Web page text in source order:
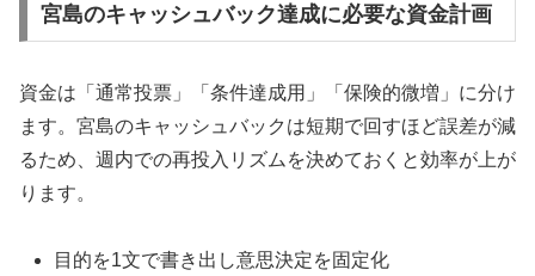
宮島のキャッシュバック達成に必要な資金計画
資金は「通常投票」「条件達成用」「保険的微増」に分け
ます。宮島のキャッシュバックは短期で回すほど誤差が減
るため、週内での再投入リズムを決めておくと効率が上が
ります。
目的を1文で書き出し意思決定を固定化